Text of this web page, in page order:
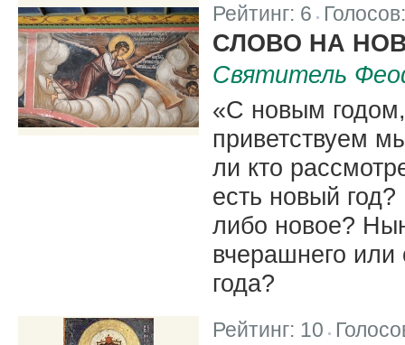
Рейтинг: 6 |
СЛОВО НА
Святитель
«С новым
приветствуем
ли кто
есть новый
либо новое?
вчерашнего
года?
Рейтинг: 10